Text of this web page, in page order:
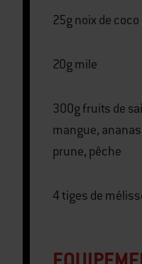
25g noix de
20g mile
300g fruits de saison
mangue,
prune, pêche
4 tiges de